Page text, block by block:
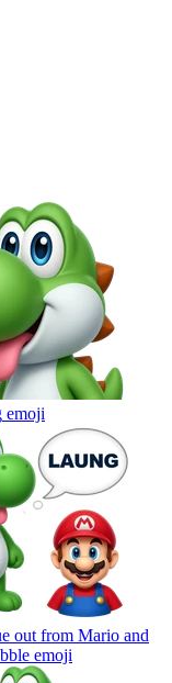
emoji
out from Mario and
emoji